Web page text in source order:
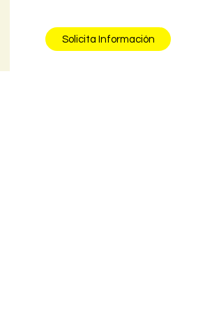
Solicita Información